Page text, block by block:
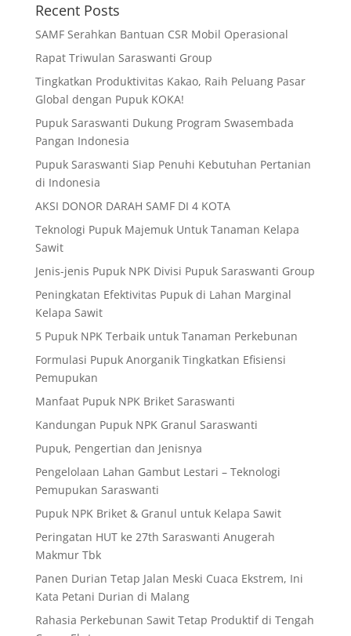
Recent Posts
SAMF Serahkan Bantuan CSR Mobil Operasional
Rapat Triwulan Saraswanti Group
Tingkatkan Produktivitas Kakao, Raih Peluang Pasar
Global dengan Pupuk KOKA!
Pupuk Saraswanti Dukung Program Swasembada
Pangan Indonesia
Pupuk Saraswanti Siap Penuhi Kebutuhan Pertanian
di Indonesia
AKSI DONOR DARAH SAMF DI 4 KOTA
Teknologi Pupuk Majemuk Untuk Tanaman Kelapa
Sawit
Jenis-jenis Pupuk NPK Divisi Pupuk Saraswanti Group
Peningkatan Efektivitas Pupuk di Lahan Marginal
Kelapa Sawit
5 Pupuk NPK Terbaik untuk Tanaman Perkebunan
Formulasi Pupuk Anorganik Tingkatkan Efisiensi
Pemupukan
Manfaat Pupuk NPK Briket Saraswanti
Kandungan Pupuk NPK Granul Saraswanti
Pupuk, Pengertian dan Jenisnya
Pengelolaan Lahan Gambut Lestari – Teknologi
Pemupukan Saraswanti
Pupuk NPK Briket & Granul untuk Kelapa Sawit
Peringatan HUT ke 27th Saraswanti Anugerah
Makmur Tbk
Panen Durian Tetap Jalan Meski Cuaca Ekstrem, Ini
Kata Petani Durian di Malang
Rahasia Perkebunan Sawit Tetap Produktif di Tengah